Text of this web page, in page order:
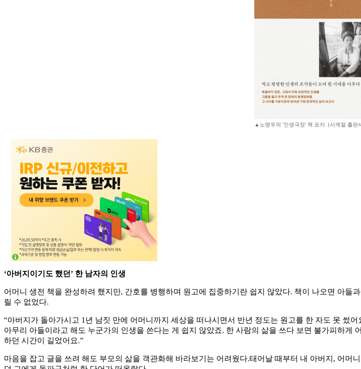
▲노명우의 '인생극장' 책 표지. (사계절 출판
‘아버지이기도 했던’ 한 남자의 인생
어머니 생전 책을 완성하려 했지만, 간호를 병행하며 원고에 집중하기란 쉽지 않았다. 책이 나오면 아
릴 수 없었다.
“아버지가 돌아가시고 1년 남짓 만에 어머니까지 세상을 떠나시면서 반년 정도는 원고를 한 자도 못 썼
아무리 아들이라고 해도 누군가의 인생을 쓴다는 게 쉽지 않았죠. 한 사람의 삶을 쓰다 보면 불가피하게
하던 시간이 길었어요.”
마음을 잡고 글을 쓰려 해도 부모의 삶을 객관화해 바라보기는 어려웠다.태어날 때부터 내 아버지, 어머